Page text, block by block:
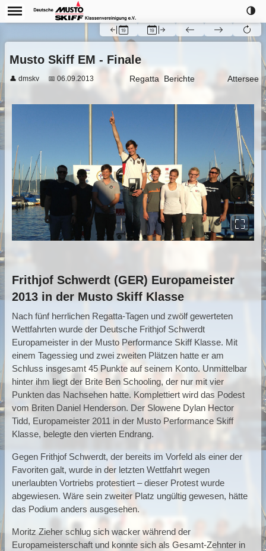
🌗
Musto Skiff EM - Finale
👤 dmskv 📅 06.09.2013 Regatta Berichte Attersee
Frithjof Schwerdt (GER) Europameister
2013 in der Musto Skiff Klasse
Nach fünf herrlichen Regatta-Tagen und zwölf gewerteten
Wettfahrten wurde der Deutsche Frithjof Schwerdt
Europameister in der Musto Performance Skiff Klasse. Mit
einem Tagessieg und zwei zweiten Plätzen hatte er am
Schluss insgesamt 45 Punkte auf seinem Konto. Unmittelbar
hinter ihm liegt der Brite Ben Schooling, der nur mit vier
Punkten das Nachsehen hatte. Komplettiert wird das Podest
vom Briten Daniel Henderson. Der Slowene Dylan Hector
Tidd, Europameister 2011 in der Musto Performance Skiff
Klasse, belegte den vierten Endrang.
Gegen Frithjof Schwerdt, der bereits im Vorfeld als einer der
Favoriten galt, wurde in der letzten Wettfahrt wegen
unerlaubten Vortriebs protestiert – dieser Protest wurde
abgewiesen. Wäre sein zweiter Platz ungültig gewesen, hätte
das Podium anders ausgesehen.
Moritz Zieher schlug sich wacker während der
Europameisterschaft und konnte sich als Gesamt-Zehnter in